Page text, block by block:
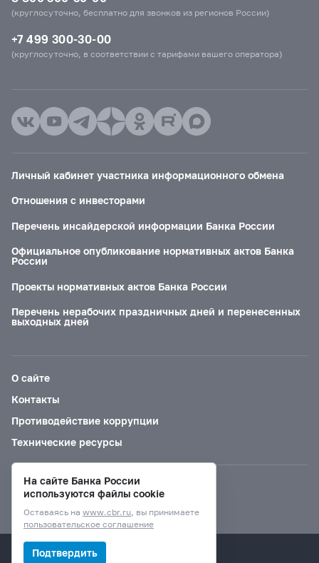
(круглосуточно, бесплатно для звонков из регионов России)
+7 499 300-30-00
(круглосуточно, в соответствии с тарифами вашего оператора)
Личный кабинет участника информационного обмена
Отношения с инвесторами
Перечень инсайдерской информации Банка России
Официальное опубликование нормативных актов Банка
России
Проекты нормативных актов Банка России
Перечень нерабочих праздничных дней и перенесенных
выходных дней
О сайте
Контакты
Противодействие коррупции
Технические ресурсы
Версия для слабовидящих
© Банк России, 2000–2026.
На сайте Банка России
используются файлы cookie
Оставаясь на www.cbr.ru, вы принимаете
пользовательское соглашение
Подтвердить